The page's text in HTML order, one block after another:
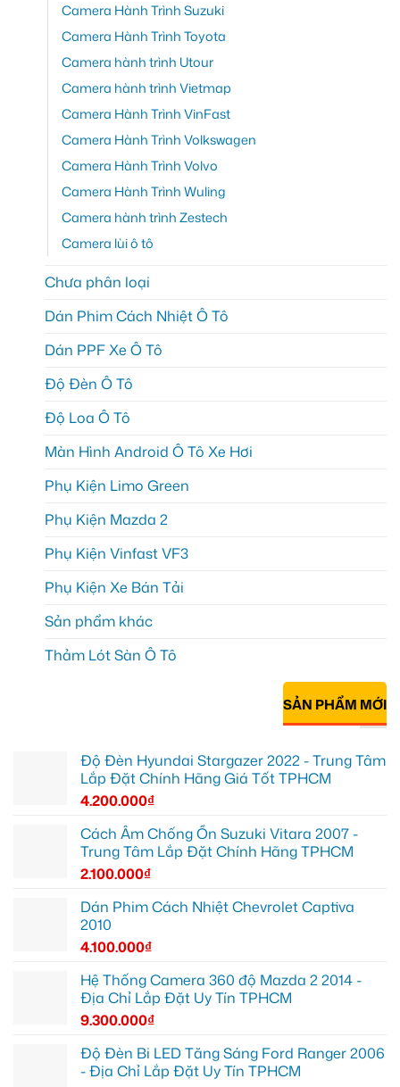
Camera Hành Trình Suzuki
Camera Hành Trình Toyota
Camera hành trình Utour
Camera hành trình Vietmap
Camera Hành Trình VinFast
Camera Hành Trình Volkswagen
Camera Hành Trình Volvo
Camera Hành Trình Wuling
Camera hành trình Zestech
Camera lùi ô tô
Chưa phân loại
Dán Phim Cách Nhiệt Ô Tô
Dán PPF Xe Ô Tô
Độ Đèn Ô Tô
Độ Loa Ô Tô
Màn Hình Android Ô Tô Xe Hơi
Phụ Kiện Limo Green
Phụ Kiện Mazda 2
Phụ Kiện Vinfast VF3
Phụ Kiện Xe Bán Tải
Sản phẩm khác
Thảm Lót Sàn Ô Tô
SẢN PHẨM MỚI
Độ Đèn Hyundai Stargazer 2022 - Trung Tâm
Lắp Đặt Chính Hãng Giá Tốt TPHCM
4.200.000₫
Cách Âm Chống Ồn Suzuki Vitara 2007 -
Trung Tâm Lắp Đặt Chính Hãng TPHCM
2.100.000₫
Dán Phim Cách Nhiệt Chevrolet Captiva
2010
4.100.000₫
Hệ Thống Camera 360 độ Mazda 2 2014 -
Địa Chỉ Lắp Đặt Uy Tín TPHCM
9.300.000₫
Độ Đèn Bi LED Tăng Sáng Ford Ranger 2006
- Địa Chỉ Lắp Đặt Uy Tín TPHCM